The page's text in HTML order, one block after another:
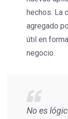
hechos. La
agregado
útil en
negocio.
No es